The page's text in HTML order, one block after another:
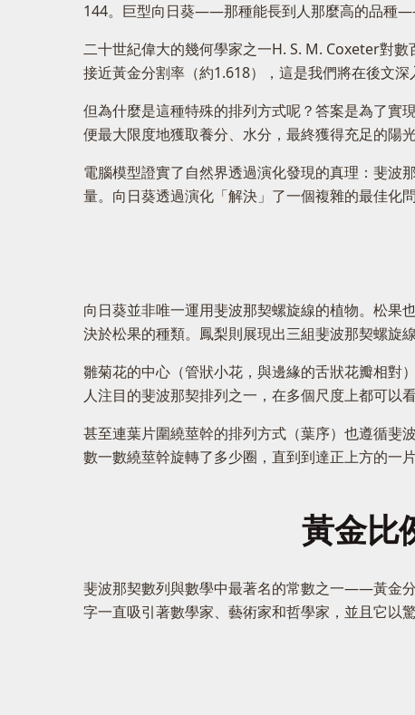
144。巨型向日葵——那種能長到人那麼高的品種
二十世紀偉大的幾何學家之一H. S. M. Coxeter對
接近黃金分割率（約1.618），這是我們將在後文深
但為什麼是這種特殊的排列方式呢？答案是為了實
便最大限度地獲取養分、水分，最終獲得充足的陽
電腦模型證實了自然界透過演化發現的真理：斐波
量。向日葵透過演化「解決」了一個複雜的最佳化
向日葵並非唯一運用斐波那契螺旋線的植物。松果
決於松果的種類。鳳梨則展現出三組斐波那契螺旋
雛菊花的中心（管狀小花，與邊緣的舌狀花瓣相
人注目的斐波那契排列之一，在多個尺度上都可以
甚至連葉片圍繞莖幹的排列方式（葉序）也遵循斐
數一數繞莖幹旋轉了多少圈，直到到達正上方的一
黃金比
斐波那契數列與數學中最著名的常數之一——黃金
字一直吸引著數學家、藝術家和哲學家，並且它以